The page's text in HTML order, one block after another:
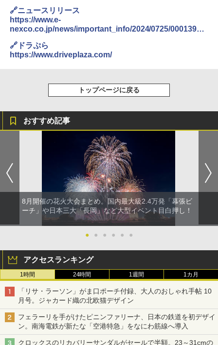
ト プライバシー テント 【中が透けない】 1
人用 折りたたみ 防災グッズ 災害用トイレ ビ
易 トイレテント (ブラック)
￥4,980
テント ワンタッチ RENEW 幅200 2-3人用 43
500002(88859)
￥5,999
[キャンパーズコレクション 山善] 傘みたいに
広げるだけ パッとサッとテント ブラックコ
ーティング フルクローズ メッシュ 3-4人用
簡単設置 ポップアップテント エクルベージ
ュ(BC仕様) PATC-150B(EB)
￥9,990
[キャンパーズコレクション 山善] 傘みたいに
広げるだけ パッとサッとテント キューブ ブ
ラックコーティング フルクローズ メッシュ 3
0B エクルベージュ
￥10,990
ラソル ガーデン サイトシート付 折りたたみ
防水 UVカット 4段階高さ調整 軽量 収納袋付
￥6,459
0ml（連続噴射30秒）110ml（連続噴射15
秒）射程5～10m 安全ロック搭載 携帯収納袋
付き ヒグマ・イノシシ対策 自治体・教育機
関の購入実績 登山・キャンプ・アウトドア・
防災用品 長期保存可能 緊急時用 日本国内発
送
￥3,680
ポインターライト 強力 小型 緑色/赤色/青紫色
USB充電式 高精度 超長距離照射 長時間使用
可能 安全ロック付き 高安全性 金属製耐久 コ
ア/オフィス/教育現場/展示会用 緑
￥1,180
🔗ニュースリリース
https://www.e-
nexco.co.jp/news/important_info/2024/0725/00013967.
🔗ドラぷら
https://www.driveplaza.com/
トップページに戻る
おすすめ記事
8月開催の花火大会まとめ。国内最大級2.4万発「幕張ビ
ーチ」や日本三大「長岡」など大型イベント目白押し！
● ● ● ● ● ●
アクセスランキング
1時間 24時間 1週間 1カ月
「リサ・ラーソン」がま口ポーチ付録、大人のおしゃれ手帖 10
月号。ジャカード織の北欧猫デザイン
フェラーリを手がけたピニンファリーナ、日本の鉄道を初デザイ
ン。南海電鉄が新たな「空港特急」をなにわ筋線へ導入
クロックスのリカバリーサンダルがセールで半額。23～31cmの